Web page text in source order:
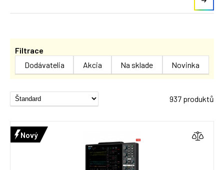
Filtrace
Dodávatelia
Akcia Na sklade Novinka
937 produktů
Nový